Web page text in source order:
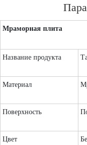
Мраморная плита
Название продукта
Материал
Поверхность
Цвет